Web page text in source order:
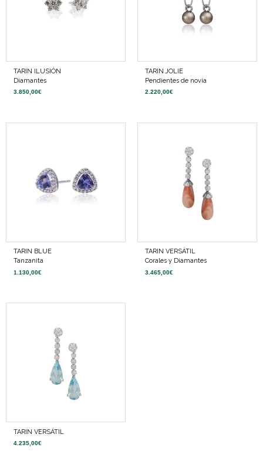
TARIN ILUSIÓN
Diamantes
3.850,00€
TARIN JOLIE
Pendientes de novia
2.220,00€
TARIN BLUE
Tanzanita
1.130,00€
TARIN VERSÁTIL
Corales y Diamantes
3.465,00€
TARIN VERSÁTIL
4.235,00€